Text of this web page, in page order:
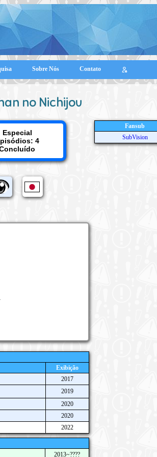
Sobre Nós Contato
no Nichijou
Especial
4
Fansub
SubVision
Exibição
2017
2019
2020
2020
2022
2013~????